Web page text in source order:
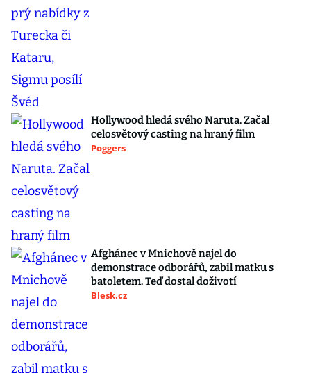
Hollywood hledá svého Naruta. Začal
celosvětový casting na hraný film
Poggers
Afghánec v Mnichově najel do
demonstrace odborářů, zabil matku s
batoletem. Teď dostal doživotí
Blesk.cz